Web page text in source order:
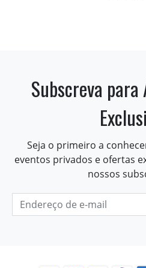
Subscreva
Seja o primeiro a
eventos privados e ofertas
nossos